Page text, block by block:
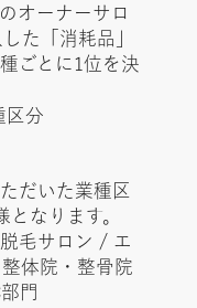
オーナーサロ
た「消耗品」
ごとに1位を決
区分
だいた業種区
となります。
毛サロン / エ
体院・整骨院
門